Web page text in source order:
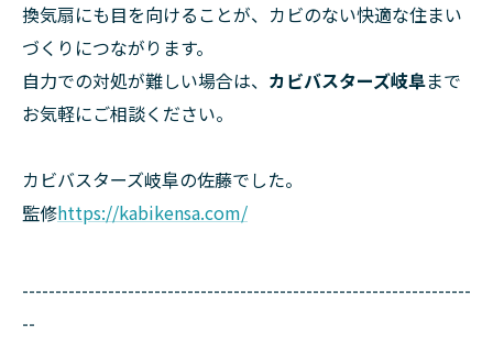
換気扇にも目を向けることが、カビのない快適な住まい
づくりにつながります。
自力での対処が難しい場合は、 カビバスターズ岐阜まで
お気軽にご相談ください。
カビバスターズ岐阜の佐藤でした。
監修https://kabikensa.com/
--------------------------------------------------------------------
--